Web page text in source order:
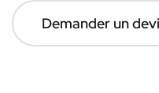
Demander un